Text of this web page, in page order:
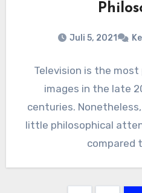
Juli 5, 2021
Television is the
images in the late
centuries.
little philosophical
compared